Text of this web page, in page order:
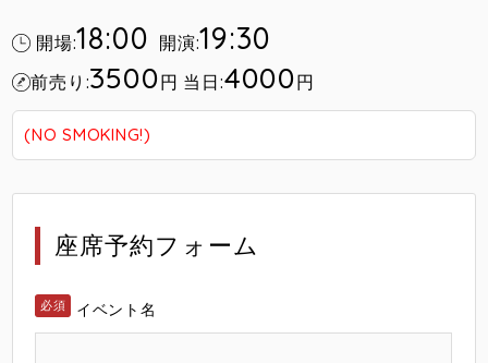
開場:18:00 開演:19:30
前売り:3500円 当日:4000円
(NO SMOKING!)
座席予約フォーム
イベント名